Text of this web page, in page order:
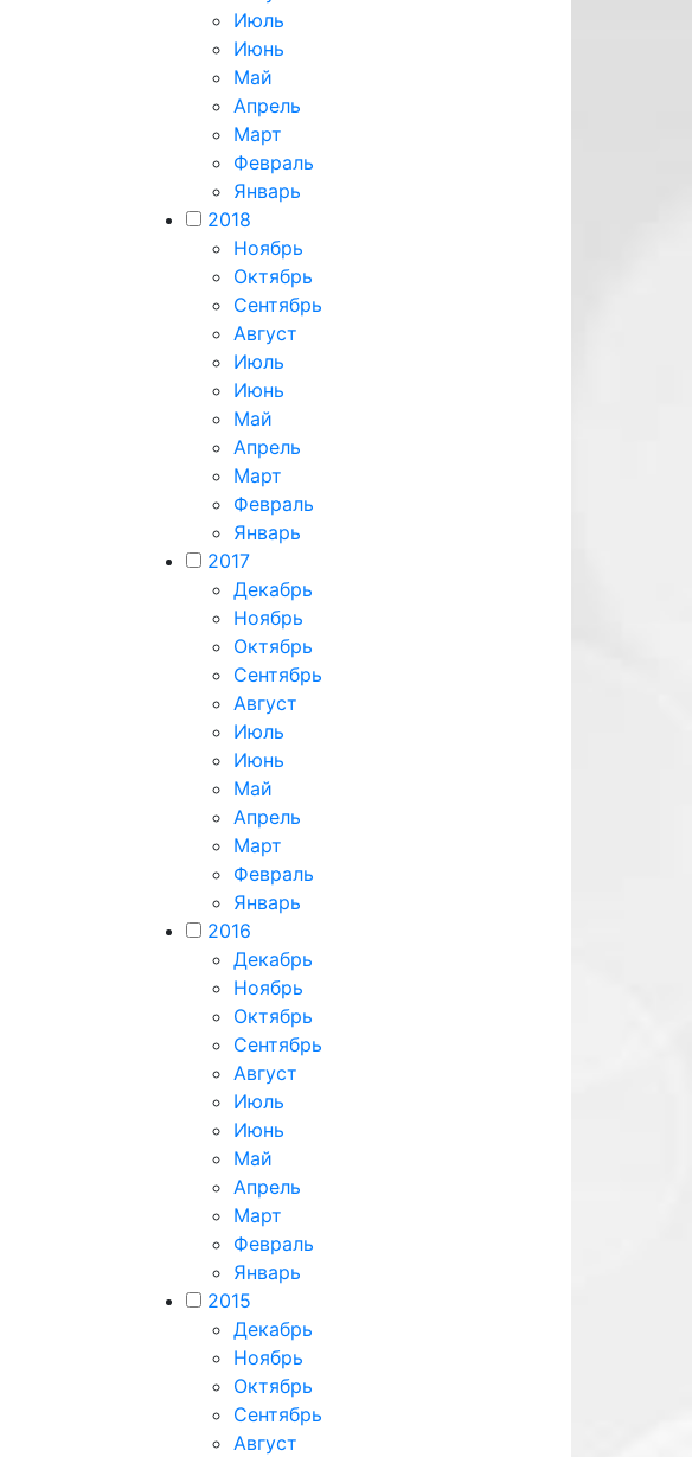
Июль
Июнь
Май
Апрель
Март
Февраль
Январь
2018
Ноябрь
Октябрь
Сентябрь
Август
Июль
Июнь
Май
Апрель
Март
Февраль
Январь
2017
Декабрь
Ноябрь
Октябрь
Сентябрь
Август
Июль
Июнь
Май
Апрель
Март
Февраль
Январь
2016
Декабрь
Ноябрь
Октябрь
Сентябрь
Август
Июль
Июнь
Май
Апрель
Март
Февраль
Январь
2015
Декабрь
Ноябрь
Октябрь
Сентябрь
Август